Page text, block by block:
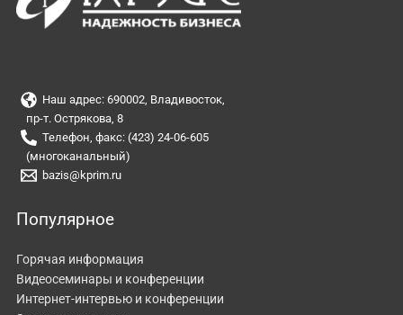
Наш адрес: 690002, Владивосток,
пр-т. Острякова, 8
Телефон, факс: (423) 24-06-605
(многоканальный)
bazis@kprim.ru
Популярное
Горячая информация
Видеосеминары и конференции
Интернет-интервью и конференции